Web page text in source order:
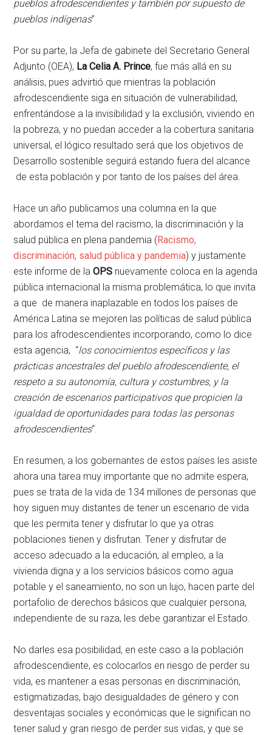
pueblos afrodescendientes y también por supuesto de
pueblos indígenas”
Por su parte, la Jefa de gabinete del Secretario General
Adjunto (OEA), La Celia A. Prince, fue más allá en su
análisis, pues advirtió que mientras la población
afrodescendiente siga en situación de vulnerabilidad,
enfrentándose a la invisibilidad y la exclusión, viviendo en
la pobreza, y no puedan acceder a la cobertura sanitaria
universal, el lógico resultado será que los objetivos de
Desarrollo sostenible seguirá estando fuera del alcance
de esta población y por tanto de los países del área.
Hace un año publicamos una columna en la que
abordamos el tema del racismo, la discriminación y la
salud pública en plena pandemia (Racismo,
discriminación, salud pública y pandemia) y justamente
este informe de laOPS nuevamente coloca en la agenda
pública internacional la misma problemática, lo que invita
a que de manera inaplazable en todos los países de
América Latina se mejoren las políticas de salud pública
para los afrodescendientes incorporando, como lo dice
esta agencia, “los conocimientos específicos y las
prácticas ancestrales del pueblo afrodescendiente, el
respeto a su autonomía, cultura y costumbres, y la
creación de escenarios participativos que propicien la
igualdad de oportunidades para todas las personas
afrodescendientes“.
En resumen, a los gobernantes de estos países les asiste
ahora una tarea muy importante que no admite espera,
pues se trata de la vida de 134 millones de personas que
hoy siguen muy distantes de tener un escenario de vida
que les permita tener y disfrutar lo que ya otras
poblaciones tienen y disfrutan. Tener y disfrutar de
acceso adecuado a la educación, al empleo, a la
vivienda digna y a los servicios básicos como agua
potable y el saneamiento, no son un lujo, hacen parte del
portafolio de derechos básicos que cualquier persona,
independiente de su raza, les debe garantizar el Estado.
No darles esa posibilidad, en este caso a la población
afrodescendiente, es colocarlos en riesgo de perder su
vida, es mantener a esas personas en discriminación,
estigmatizadas, bajo desigualdades de género y con
desventajas sociales y económicas que le significan no
tener salud y gran riesgo de perder sus vidas, y que se